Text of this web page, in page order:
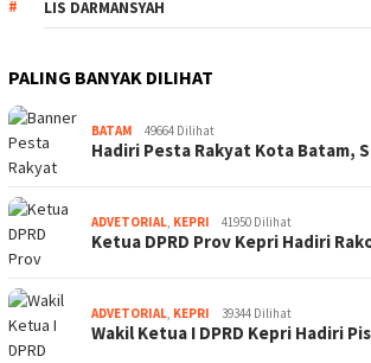
LIS DARMANSYAH
PALING BANYAK DILIHAT
BATAM 49664 Dilihat
Hadiri Pesta Rakyat Kota Batam,
ADVETORIAL, KEPRI 41950 Dilihat
Ketua DPRD Prov Kepri Hadiri
ADVETORIAL, KEPRI 39344 Dilihat
Wakil Ketua I DPRD Kepri Hadiri